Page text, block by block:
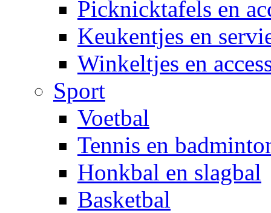
Picknicktafels en
Keukentjes en
Winkeltjes en
Sport
Voetbal
Tennis en
Honkbal en slagbal
Basketbal